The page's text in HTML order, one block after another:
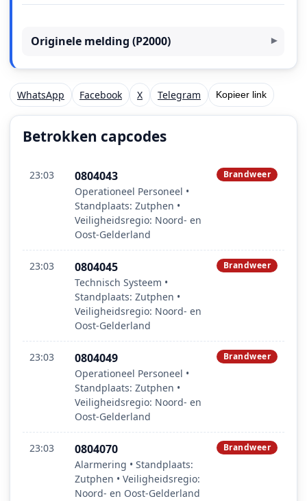
Originele melding (P2000)
WhatsApp Facebook X Telegram Kopieer link
Betrokken capcodes
23:03 0804043
Operationeel Personeel •
Standplaats: Zutphen •
Veiligheidsregio: Noord- en
Oost-Gelderland
Brandweer
23:03 0804045
Technisch Systeem •
Standplaats: Zutphen •
Veiligheidsregio: Noord- en
Oost-Gelderland
Brandweer
23:03 0804049
Operationeel Personeel •
Standplaats: Zutphen •
Veiligheidsregio: Noord- en
Oost-Gelderland
Brandweer
23:03 0804070
Alarmering • Standplaats:
Zutphen • Veiligheidsregio:
Noord- en Oost-Gelderland
Brandweer